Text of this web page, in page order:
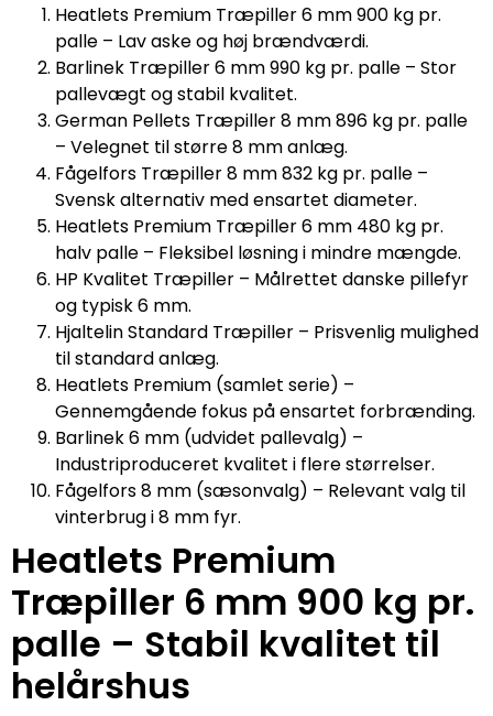
Heatlets Premium Træpiller 6 mm 900 kg pr.
palle – Lav aske og høj brændværdi.
Barlinek Træpiller 6 mm 990 kg pr. palle – Stor
pallevægt og stabil kvalitet.
German Pellets Træpiller 8 mm 896 kg pr. palle
– Velegnet til større 8 mm anlæg.
Fågelfors Træpiller 8 mm 832 kg pr. palle –
Svensk alternativ med ensartet diameter.
Heatlets Premium Træpiller 6 mm 480 kg pr.
halv palle – Fleksibel løsning i mindre mængde.
HP Kvalitet Træpiller – Målrettet danske pillefyr
og typisk 6 mm.
Hjaltelin Standard Træpiller – Prisvenlig mulighed
til standard anlæg.
Heatlets Premium (samlet serie) –
Gennemgående fokus på ensartet forbrænding.
Barlinek 6 mm (udvidet pallevalg) –
Industriproduceret kvalitet i flere størrelser.
Fågelfors 8 mm (sæsonvalg) – Relevant valg til
vinterbrug i 8 mm fyr.
Heatlets Premium
Træpiller 6 mm 900 kg pr.
palle – Stabil kvalitet til
helårshus